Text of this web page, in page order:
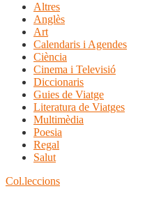
Altres
Anglès
Art
Calendaris i Agendes
Ciència
Cinema i Televisió
Diccionaris
Guies de Viatge
Literatura de Viatges
Multimèdia
Poesia
Regal
Salut
Col.leccions